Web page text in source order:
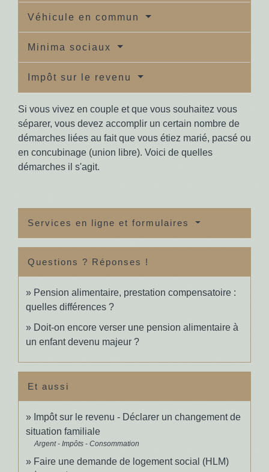
Véhicule en commun
Minima sociaux
Impôt sur le revenu
Si vous vivez en couple et que vous souhaitez vous
séparer, vous devez accomplir un certain nombre de
démarches liées au fait que vous étiez marié, pacsé ou
en concubinage (union libre). Voici de quelles
démarches il s'agit.
Services en ligne et formulaires
Questions ? Réponses !
Pension alimentaire, prestation compensatoire :
quelles différences ?
Doit-on encore verser une pension alimentaire à
un enfant devenu majeur ?
Et aussi
Impôt sur le revenu - Déclarer un changement de
situation familiale
Argent - Impôts - Consommation
Faire une demande de logement social (HLM)